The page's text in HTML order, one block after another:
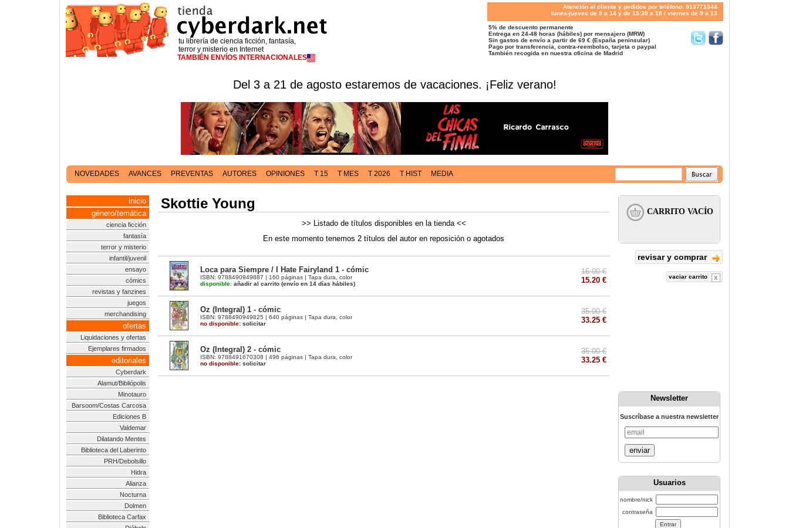
tu librería de ciencia ficción, fantasía,
terror y misterio en Internet
TAMBIÉN ENVÍOS INTERNACIONALES
Atención al cliente y pedidos por teléfono: 913771344
lunes-jueves de 9 a 14 y de 15:30 a 18 / viernes de 9 a 13
5% de descuento permanente
Entrega en 24-48 horas (hábiles) por mensajero (MRW)
Sin gastos de envío a partir de 69 € (España peninsular)
Pago por transferencia, contra-reembolso, tarjeta o paypal
También recogida en nuestra oficina de Madrid
Del 3 a 21 de agosto estaremos de vacaciones. ¡Feliz verano!
NOVEDADES AVANCES PREVENTAS AUTORES OPINIONES T 15 T MES T 2026 T HIST MEDIA
inicio
género/temática
ciencia ficción
fantasía
terror y misterio
infantil/juvenil
ensayo
cómics
revistas y fanzines
juegos
merchandising
ofertas
Liquidaciones y ofertas
Ejemplares firmados
editoriales
Cyberdark
Alamut/Bibliópolis
Minotauro
Barsoom/Costas Carcosa
Ediciones B
Valdemar
Dilatando Mentes
Biblioteca del Laberinto
PRH/Debolsillo
Hidra
Alianza
Nocturna
Dolmen
Biblioteca Carfax
Skottie Young
>> Listado de títulos disponibles en la tienda <<
En este momento tenemos 2 títulos del autor en reposición o agotados
Loca para Siempre / I Hate Fairyland 1 - cómic
ISBN: 9788490949887 | 160 páginas | Tapa dura, color
disponible: añadir al carrito (envío en 14 días hábiles)
16.00 €
15.20 €
Oz (Integral) 1 - cómic
ISBN: 9788490949825 | 640 páginas | Tapa dura, color
no disponible: solicitar
35.00 €
33.25 €
Oz (Integral) 2 - cómic
ISBN: 9788491670308 | 496 páginas | Tapa dura, color
no disponible: solicitar
35.00 €
33.25 €
revisar y comprar
vaciar carrito
Newsletter
Suscríbase a nuestra newsletter
enviar
Usuarios
nombre/nick
contraseña